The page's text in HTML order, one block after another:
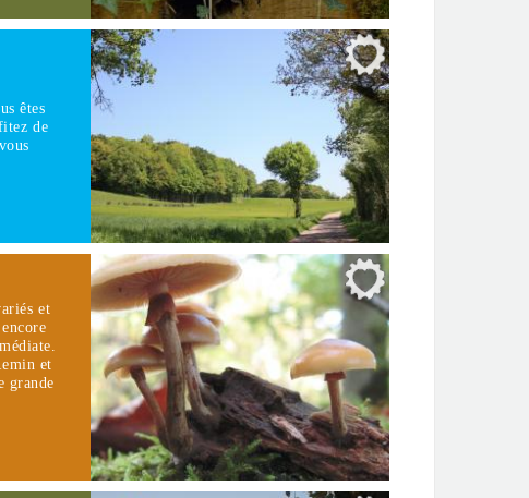
êtes
de
et
et
grande